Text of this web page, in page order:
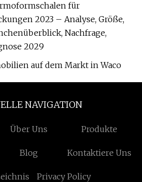
für
2023 – Analyse, Größe,
Nachfrage,
2029
auf dem Markt in Waco
NAVIGATION
Über Uns Produkte
Blog Kontaktiere Uns
Privacy Policy